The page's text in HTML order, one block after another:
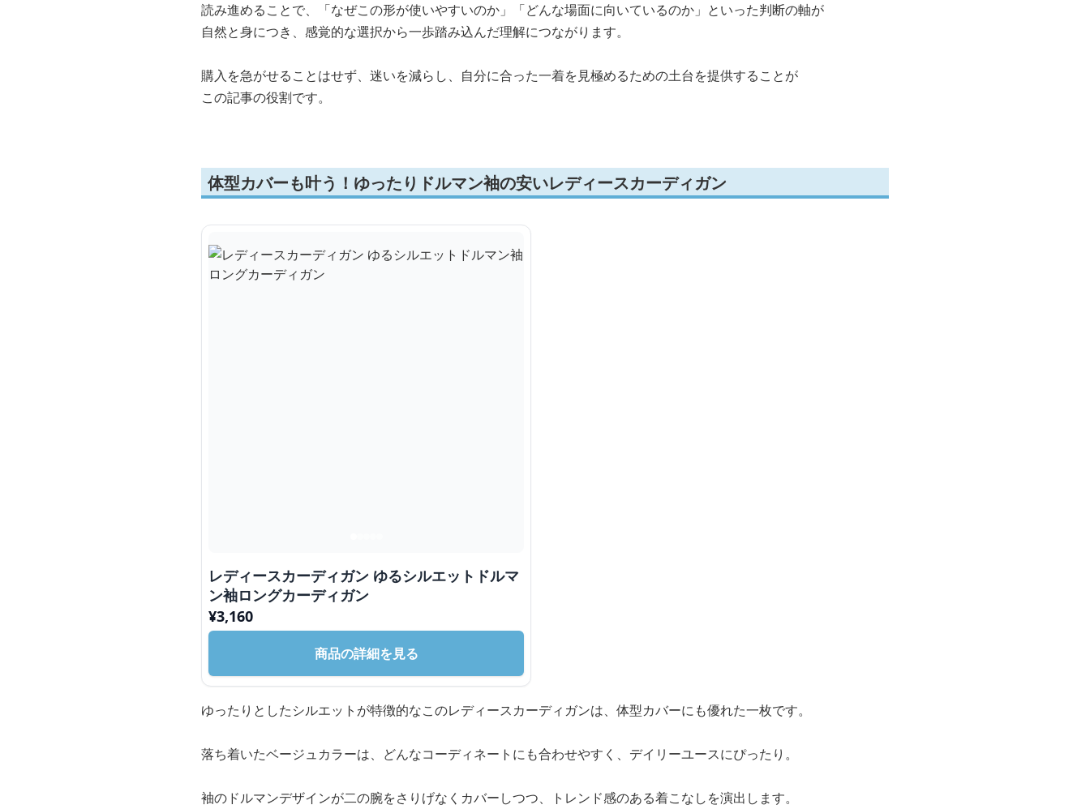
読み進めることで、「なぜこの形が使いやすいのか」「どんな場面に向いているのか」といった判断の軸が
自然と身につき、感覚的な選択から一歩踏み込んだ理解につながります。
購入を急がせることはせず、迷いを減らし、自分に合った一着を見極めるための土台を提供することが
この記事の役割です。
体型カバーも叶う！ゆったりドルマン袖の安いレディースカーディガン
レディースカーディガン ゆるシルエットドルマ
ン袖ロングカーディガン
¥3,160
商品の詳細を見る
ゆったりとしたシルエットが特徴的なこのレディースカーディガンは、体型カバーにも優れた一枚です。
落ち着いたベージュカラーは、どんなコーディネートにも合わせやすく、デイリーユースにぴったり。
袖のドルマンデザインが二の腕をさりげなくカバーしつつ、トレンド感のある着こなしを演出します。